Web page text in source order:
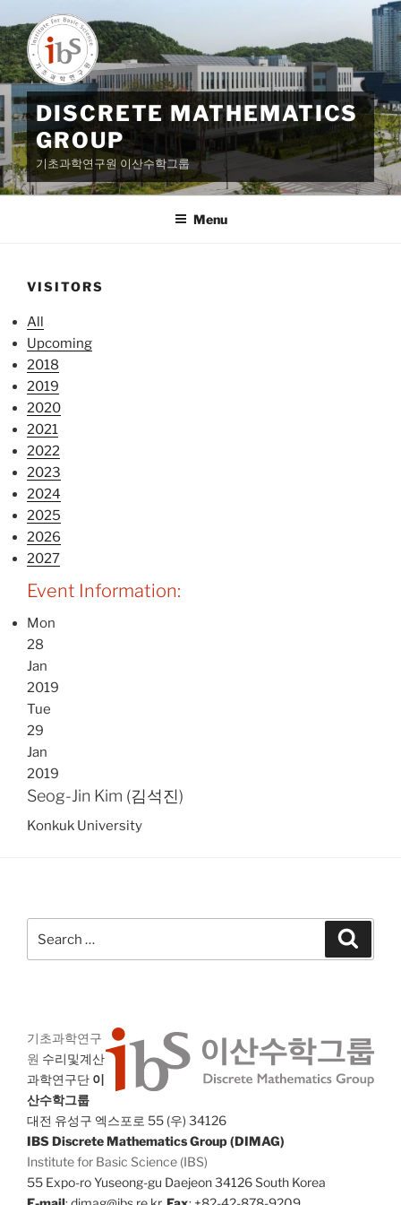
to
content
DISCRETE MATHEMATICS
GROUP
기초과학연구원 이산수학그룹
Menu
VISITORS
All
Upcoming
2018
2019
2020
2021
2022
2023
2024
2025
2026
2027
Event Information:
Mon
28
Jan
2019
Tue
29
Jan
2019
Seog-Jin Kim (김석진)
Konkuk University
for:
기초과학연구
원 수리및계산
과학연구단 이
산수학그룹
대전 유성구 엑스포로 55 (우) 34126
IBS Discrete Mathematics Group (DIMAG)
Institute for Basic Science (IBS)
55 Expo-ro Yuseong-gu Daejeon 34126 South Korea